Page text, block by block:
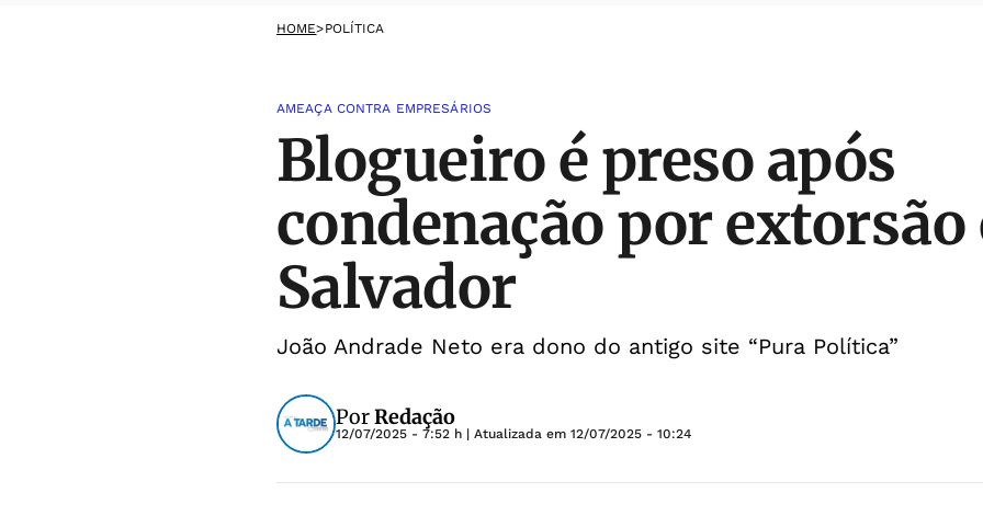
HOME>POLÍTICA
AMEAÇA CONTRA EMPRESÁRIOS
Blogueiro é preso após
condenação por extorsão
Salvador
João Andrade Neto era dono do antigo site “Pura Política”
PorRedação
12/07/2025 - 7:52 h | Atualizada em 12/07/2025 - 10:24